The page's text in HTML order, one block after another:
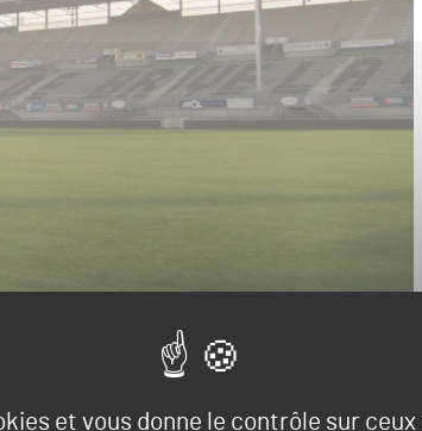
et vous donne le contrôle sur